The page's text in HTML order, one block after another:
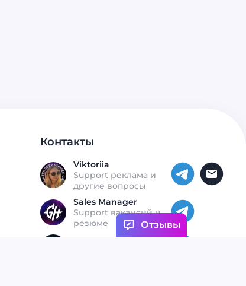
Контакты
Viktoriia
Support реклама и
другие вопросы
Sales Manager
Support вакансий и
резюме
Отзывы